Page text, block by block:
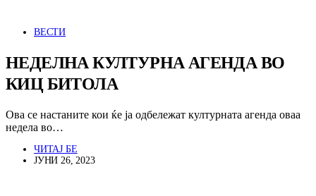
ВЕСТИ
НЕДЕЛНА КУЛТУРНА АГЕНДА ВО
КИЦ БИТОЛА
Ова се настаните кои ќе ја одбележат културната агенда оваа
недела во…
ЧИТАЈ БЕ
ЈУНИ 26, 2023